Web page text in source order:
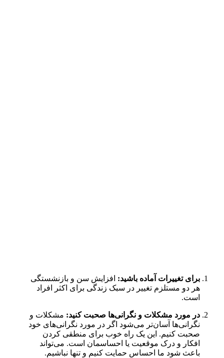
برای تغییرات آماده باشید: افزایش سن و بازنشستگی
هر دو مستلزم تغییر در سبک زندگی برای اکثر افراد
است.
در مورد مشکلات و نگرانی‌ها صحبت کنید: مشکلات و
نگرانی‌ها آسان‌تر می‌شود اگر در مورد نگرانی‌های خود
صحبت کنیم. این یک راه خوب برای منطقی کردن
افکار و درک موقعیت یا احساسمان است. می‌تواند
باعث شود ما احساس حمایت کنیم و تنها نباشیم.